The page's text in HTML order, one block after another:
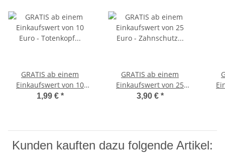
GRATIS ab einem
Einkaufswert von 10
Euro - Totenkopf Perlen
1,99 € *
GRATIS ab einem
Einkaufswert von 25
Euro - Zahnschutz
3,90 € *
Kunden kauften dazu folgende Artikel: